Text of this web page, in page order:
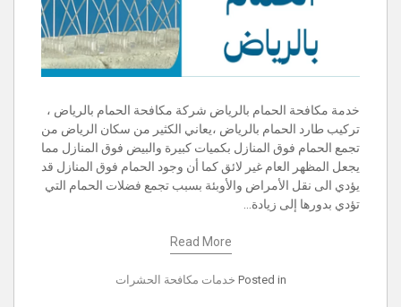
خدمة مكافحة الحمام بالرياض شركة مكافحة الحمام بالرياض ،
تركيب طارد الحمام بالرياض ،يعاني الكثير من سكان الرياض من
تجمع الحمام فوق المنازل بكميات كبيرة والبيض فوق المنازل مما
يجعل المظهر العام غير لائق كما أن وجود الحمام فوق المنازل قد
يؤدي الى نقل الأمراض والأوبئة بسبب تجمع فضلات الحمام التي
تؤدي بدورها إلى زيادة…
Read More
Posted in خدمات مكافحة الحشرات